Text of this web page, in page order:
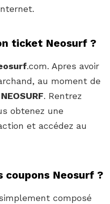
ticket Neosurf ?
.com. Apres avoir
au moment de
NEOSURF. Rentrez
obtenez une
et accédez au
coupons Neosurf ?
composé